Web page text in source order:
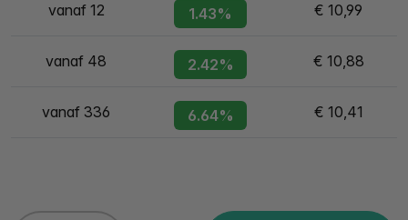
vanaf 12 1.43% € 10,99
vanaf 48 2.42% € 10,88
vanaf 336 6.64% € 10,41